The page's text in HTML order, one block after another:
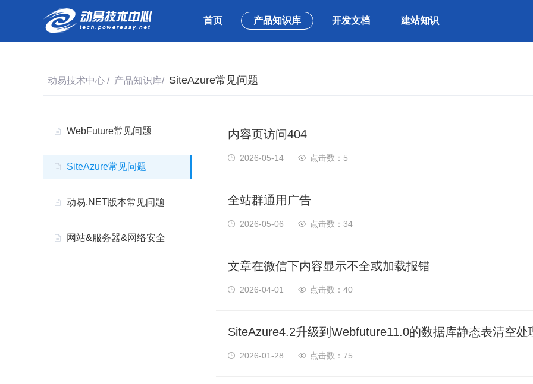
首页 产品知识库 开发文档 建站知识
动易技术中心 / 产品知识库/ SiteAzure常见问题
WebFuture常见问题
SiteAzure常见问题
动易.NET版本常见问题
网站&服务器&网络安全
内容页访问404
2026-05-14 5
全站群通用广告
2026-05-06 34
文章在微信下内容显示不全或加载报错
2026-04-01 40
SiteAzure4.2升级到Webfuture11.0的数据库静态表清空处
2026-01-28 75